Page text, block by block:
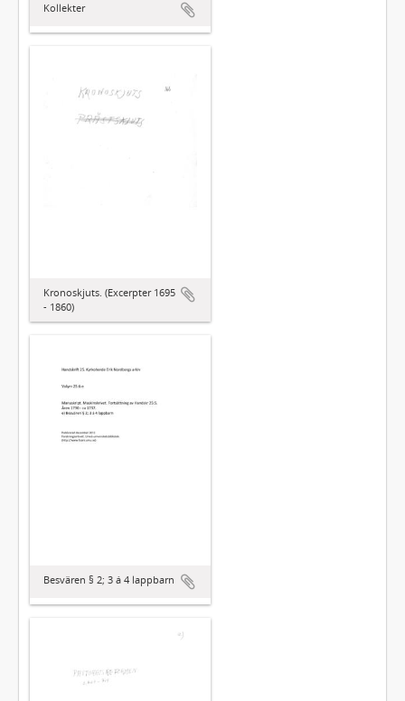
Kollekter
Kronoskjuts. (Excerpter 1695
- 1860)
Besvären § 2; 3 á 4 lappbarn